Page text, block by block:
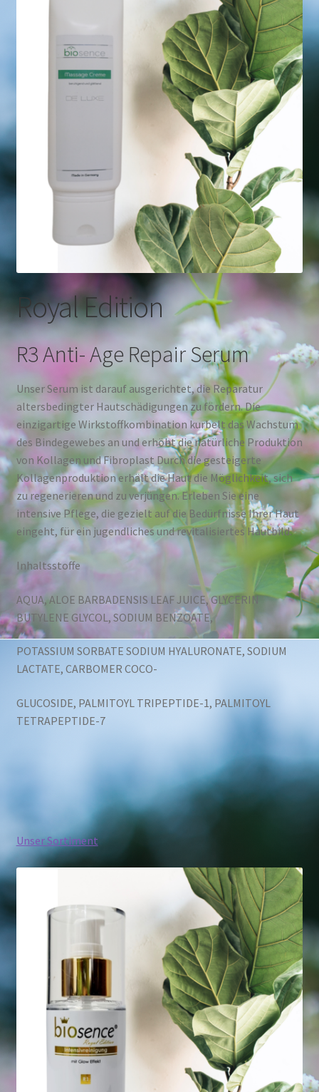
Royal Edition
R3 Anti- Age Repair Serum
Unser Serum ist darauf ausgerichtet, die Reparatur
altersbedingter Hautschädigungen zu fördern. Die
einzigartige Wirkstoffkombination kurbelt das Wachstum
des Bindegewebes an und erhöht die natürliche Produktion
von Kollagen und Fibroplast Durch die gesteigerte
Kollagenproduktion erhält die Haut die Möglichkeit, sich
zu regenerieren und zu verjüngen. Erleben Sie eine
intensive Pflege, die gezielt auf die Bedürfnisse Ihrer Haut
eingeht, für ein jugendliches und revitalisiertes Hautbild.
Inhaltsstoffe
AQUA, ALOE BARBADENSIS LEAF JUICE, GLYCERIN
BUTYLENE GLYCOL, SODIUM BENZOATE,
POTASSIUM SORBATE SODIUM HYALURONATE, SODIUM
LACTATE, CARBOMER COCO-
GLUCOSIDE, PALMITOYL TRIPEPTIDE-1, PALMITOYL
TETRAPEPTIDE-7
Unser Sortiment